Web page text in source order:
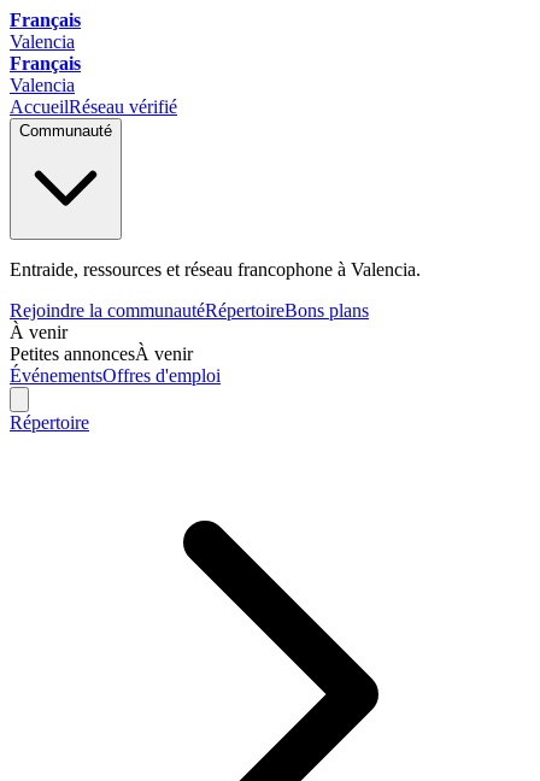
Français
Valencia
Français
Valencia
AccueilRéseau vérifié
Communauté
Entraide, ressources et réseau francophone à Valencia.
Rejoindre la communautéRépertoireBons plans
À venir
Petites annoncesÀ venir
ÉvénementsOffres d'emploi
Répertoire